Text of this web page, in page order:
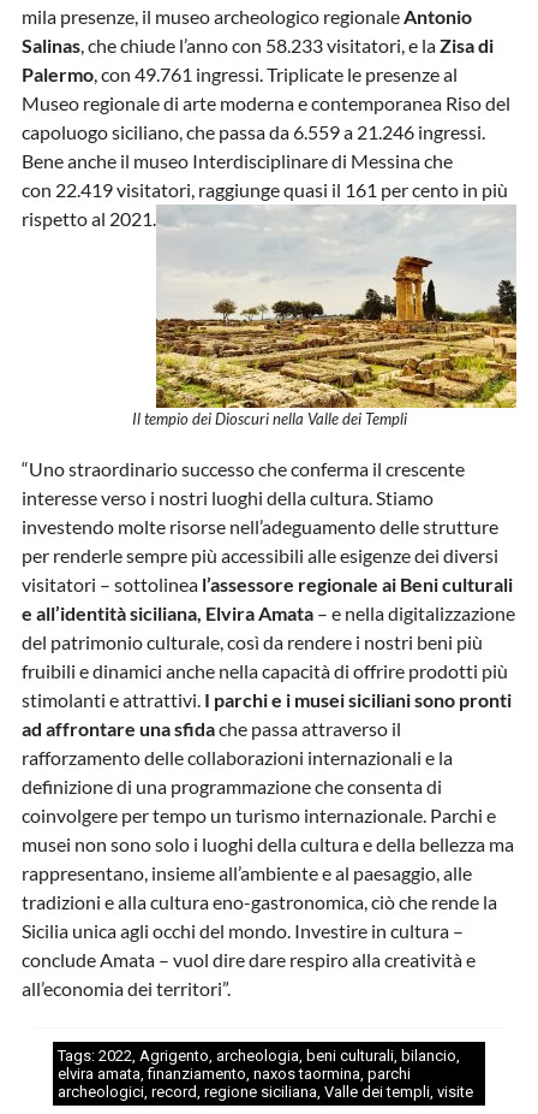
mila presenze, il museo archeologico regionaleAntonio
Salinas, che chiude l’anno con 58.233 visitatori, e laZisa di
Palermo, con 49.761 ingressi. Triplicate le presenze al
Museo regionale di arte moderna e contemporanea Riso del
capoluogo siciliano, che passa da 6.559 a 21.246 ingressi.
Bene anche il museo Interdisciplinare di Messina che
con 22.419 visitatori, raggiunge quasi il 161 per cento in più
rispetto al 2021.
Il tempio dei Dioscuri nella Valle dei Templi
“Uno straordinario successo che conferma il crescente
interesse verso i nostri luoghi della cultura. Stiamo
investendo molte risorse nell’adeguamento delle strutture
per renderle sempre più accessibili alle esigenze dei diversi
visitatori – sottolinea l’assessore regionale ai Beni culturali
e all’identità siciliana, Elvira Amata– e nella digitalizzazione
del patrimonio culturale, così da rendere i nostri beni più
fruibili e dinamici anche nella capacità di offrire prodotti più
stimolanti e attrattivi. I parchi e i musei siciliani sono pronti
ad affrontare una sfidache passa attraverso il
rafforzamento delle collaborazioni internazionali e la
definizione di una programmazione che consenta di
coinvolgere per tempo un turismo internazionale. Parchi e
musei non sono solo i luoghi della cultura e della bellezza ma
rappresentano, insieme all’ambiente e al paesaggio, alle
tradizioni e alla cultura eno-gastronomica, ciò che rende la
Sicilia unica agli occhi del mondo. Investire in cultura –
conclude Amata – vuol dire dare respiro alla creatività e
all’economia dei territori”.
Tags: 2022, Agrigento, archeologia, beni culturali, bilancio,
elvira amata,finanziamento, naxos taormina, parchi
archeologici, record, regione siciliana, Valle dei templi, visite